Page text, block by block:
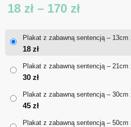
18 zł – 170 złZakres
18 zł
Plakat z zabawną sentencją –
18 zł
Plakat z zabawną sentencją –
30 zł
Plakat z zabawną sentencją –
45 zł
Plakat z zabawną sentencją –